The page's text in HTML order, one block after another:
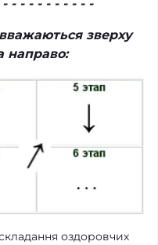
- - - - - - - - - -
зверху
направо:
оздоровчих